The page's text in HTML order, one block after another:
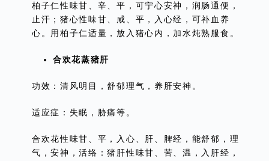
柏子仁性味甘、辛、平，可宁心安神，润肠通便，
止汗；猪心性味甘、咸、平，入心经，可补血养
心。用柏子仁适量，放入猪心内，加水炖熟服食。
合欢花蒸猪肝
功效：清风明目，舒郁理气，养肝安神。
适应症：失眠，胁痛等。
合欢花性味甘、平，入心、肝、脾经，能舒郁，理
气，安神，活络：猪肝性味甘、苦、温，入肝经，